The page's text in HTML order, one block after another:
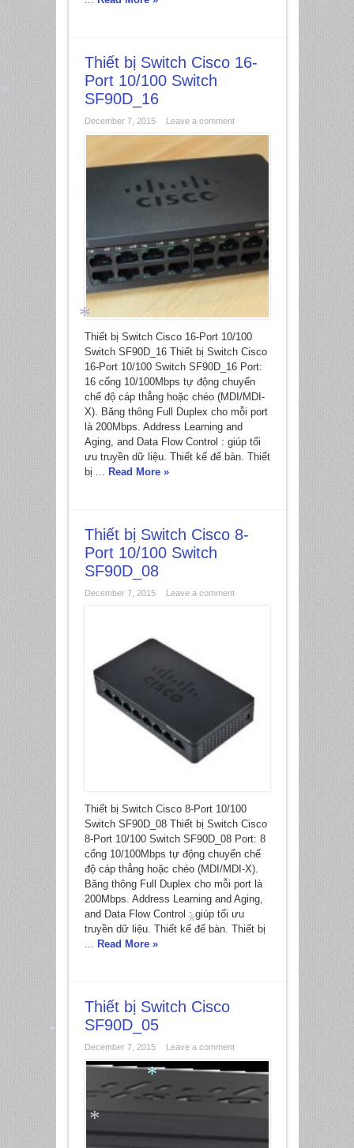
Thiết bị Switch Cisco 16-
Port 10/100 Switch
SF90D_16
December 7, 2015 Leave a comment
Thiết bị Switch Cisco 16-Port 10/100
Switch SF90D_16 Thiết bị Switch Cisco
16-Port 10/100 Switch SF90D_16 Port:
16 cổng 10/100Mbps tự động chuyển
chế độ cáp thẳng hoặc chéo (MDI/MDI-
X). Băng thông Full Duplex cho mỗi port
là 200Mbps. Address Learning and
Aging, and Data Flow Control : giúp tối
ưu truyền dữ liệu. Thiết kế để bàn. Thiết
bị ... Read More »
Thiết bị Switch Cisco 8-
Port 10/100 Switch
SF90D_08
December 7, 2015 Leave a comment
Thiết bị Switch Cisco 8-Port 10/100
Switch SF90D_08 Thiết bị Switch Cisco
8-Port 10/100 Switch SF90D_08 Port: 8
cổng 10/100Mbps tự động chuyển chế
độ cáp thẳng hoặc chéo (MDI/MDI-X).
Băng thông Full Duplex cho mỗi port là
200Mbps. Address Learning and Aging,
and Data Flow Control : giúp tối ưu
truyền dữ liệu. Thiết kế để bàn. Thiết bị
... Read More »
Thiết bị Switch Cisco
SF90D_05
December 7, 2015 Leave a comment
*
*
*
*
*